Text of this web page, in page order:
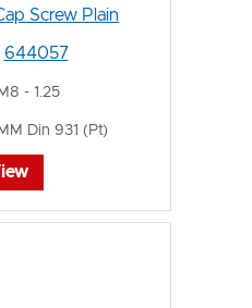
Screw Plain
644057
M8 - 1.25
Din 931 (Pt)